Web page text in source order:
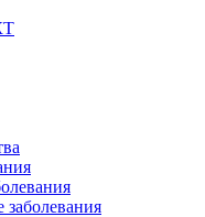
заболевания